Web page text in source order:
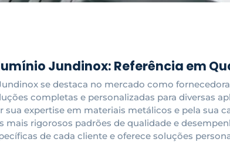
Jundinox: Referência em
se destaca no mercado como
completas e personalizadas para diversas
sua expertise em materiais metálicos e pela sua
mais rigorosos padrões de qualidade e
de cada cliente e oferece soluções